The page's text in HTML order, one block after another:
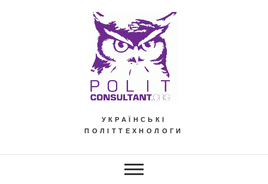
УКРАЇНСЬКІ
ПОЛІТТЕХНОЛОГИ